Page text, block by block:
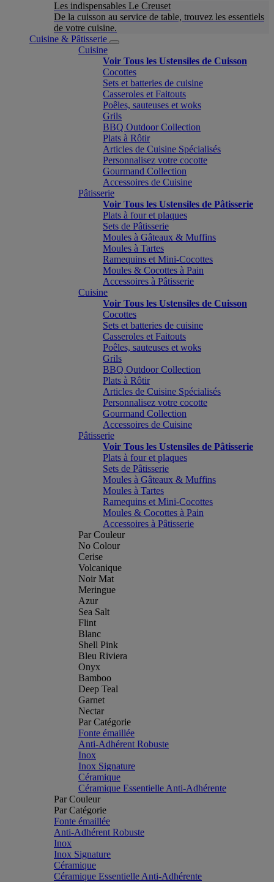
Les indispensables Le Creuset
De la cuisson au service de table, trouvez les essentiels
de votre cuisine.
Cuisine & Pâtisserie
Cuisine
Voir Tous les Ustensiles de Cuisson
Cocottes
Sets et batteries de cuisine
Casseroles et Faitouts
Poêles, sauteuses et woks
Grils
BBQ Outdoor Collection
Plats à Rôtir
Articles de Cuisine Spécialisés
Personnalisez votre cocotte
Gourmand Collection
Accessoires de Cuisine
Pâtisserie
Voir Tous les Ustensiles de Pâtisserie
Plats à four et plaques
Sets de Pâtisserie
Moules à Gâteaux & Muffins
Moules à Tartes
Ramequins et Mini-Cocottes
Moules & Cocottes à Pain
Accessoires à Pâtisserie
Cuisine
Voir Tous les Ustensiles de Cuisson
Cocottes
Sets et batteries de cuisine
Casseroles et Faitouts
Poêles, sauteuses et woks
Grils
BBQ Outdoor Collection
Plats à Rôtir
Articles de Cuisine Spécialisés
Personnalisez votre cocotte
Gourmand Collection
Accessoires de Cuisine
Pâtisserie
Voir Tous les Ustensiles de Pâtisserie
Plats à four et plaques
Sets de Pâtisserie
Moules à Gâteaux & Muffins
Moules à Tartes
Ramequins et Mini-Cocottes
Moules & Cocottes à Pain
Accessoires à Pâtisserie
Par Couleur
No Colour
Cerise
Volcanique
Noir Mat
Meringue
Azur
Sea Salt
Flint
Blanc
Shell Pink
Bleu Riviera
Onyx
Bamboo
Deep Teal
Garnet
Nectar
Par Catégorie
Fonte émaillée
Anti-Adhérent Robuste
Inox
Inox Signature
Céramique
Céramique Essentielle Anti-Adhérente
Par Couleur
Par Catégorie
Fonte émaillée
Anti-Adhérent Robuste
Inox
Inox Signature
Céramique
Céramique Essentielle Anti-Adhérente